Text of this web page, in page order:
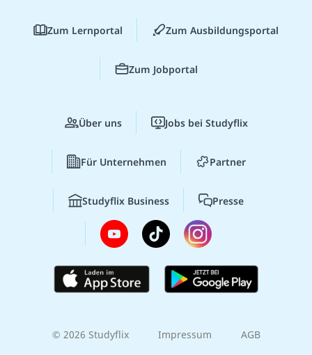
Zum Lernportal Zum Ausbildungsportal
Zum Jobportal
Über uns Jobs bei Studyflix
Für Unternehmen Partner
Studyflix Business Presse
© 2026 Studyflix Impressum AGB